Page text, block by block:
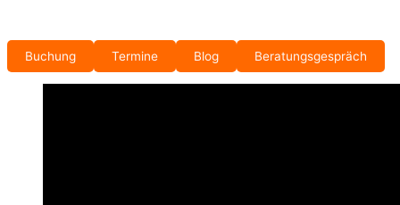
Buchung Termine Blog Beratungsgespräch